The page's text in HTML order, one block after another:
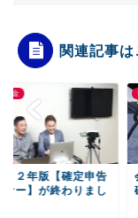
関連記事は
税金
で搾取された税金を
申告で取り返す！？